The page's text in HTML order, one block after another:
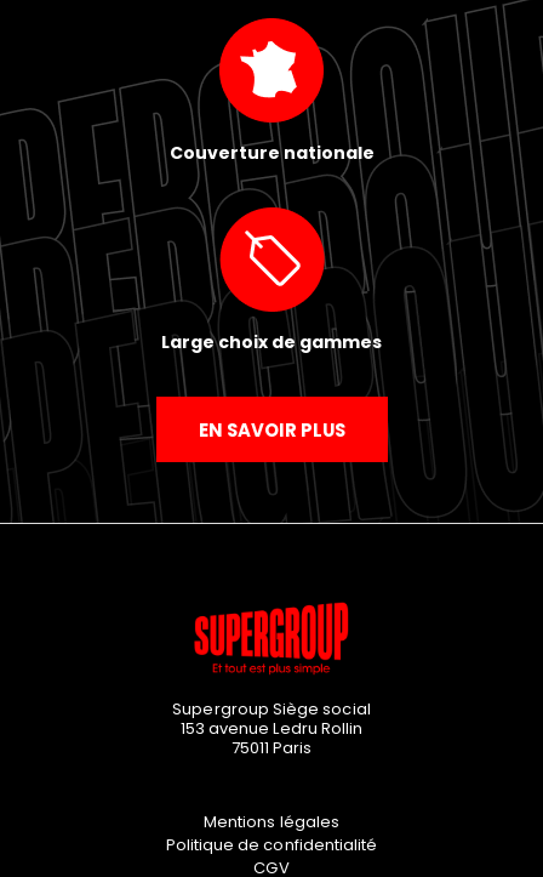
Couverture nationale
Large choix de gammes
EN SAVOIR PLUS
Supergroup Siège social
153 avenue Ledru Rollin
75011 Paris
Mentions légales
Politique de confidentialité
CGV